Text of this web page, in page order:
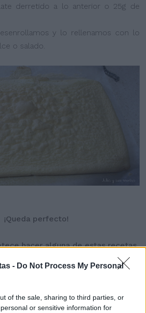
- Do Not Process My Personal
of the sale, sharing to third parties, or
or sensitive information for
derretido a lo anterior o 25g de
y lo rellenamos con lo
o salado.
¡Queda perfecto!
hacer alguna de estas recetas
vídeo, y suscribiros a mi canal
de youtube